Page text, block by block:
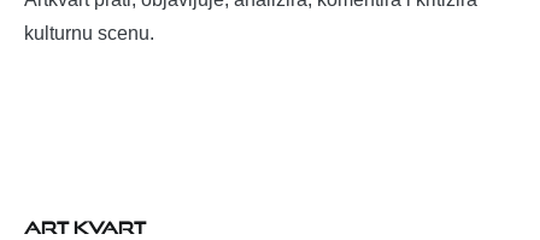
kulturnu scenu.
ART KVART